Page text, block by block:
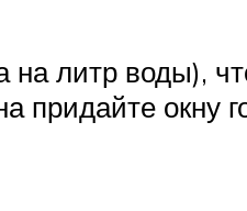
на литр воды),
придайте окну